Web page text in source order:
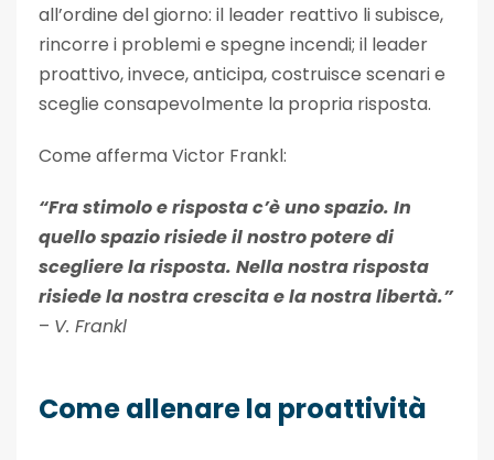
all’ordine del giorno: il leader reattivo li subisce,
rincorre i problemi e spegne incendi; il leader
proattivo, invece, anticipa, costruisce scenari e
sceglie consapevolmente la propria risposta.
Come afferma Victor Frankl:
“Fra stimolo e risposta c’è uno spazio. In
quello spazio risiede il nostro potere di
scegliere la risposta. Nella nostra risposta
risiede la nostra crescita e la nostra libertà.”
– V. Frankl
Come allenare la proattività